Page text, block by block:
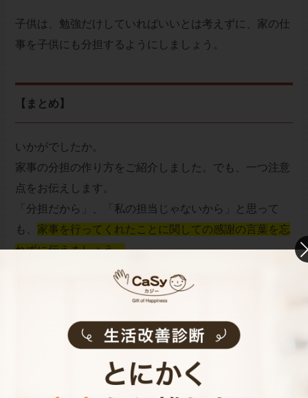
子供は、勉強だけしていればいいとは考えずに、家の仕
事を子供にも分担するようにしましょう。
【まとめ】
いかがでしたか。
家事の分担の作り方をご紹介しました。でも、一つ注意
点をお伝えします。
「分担だから」、「私の担当じゃないから」と思って
も、 家事を行ってくれたことに関しての感謝の言葉を忘
れずに伝えましょう。
感謝をされると、自分が行った家事に対して自信を持つ
ようになり、さらに頑張ろうと感じられるようになりま
す。また、感謝をしてもらいたいと思うのなら、まず自
分から感謝をすることを習慣にしましょう。
感謝の言葉は静かに伝染していきます。それに、感謝の
言葉は聞く方も伝える方も、心の重みを軽くする魔法の